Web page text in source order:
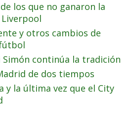
de los que no ganaron la
y otros cambios de
Simón continúa la tradición
de dos tiempos
y la última vez que el City